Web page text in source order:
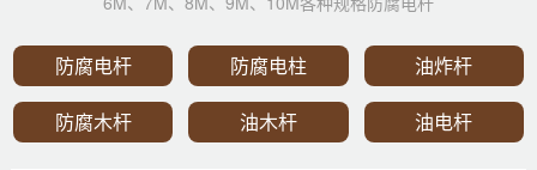
防腐电杆 防腐电柱 油炸杆
防腐木杆 油木杆 油电杆